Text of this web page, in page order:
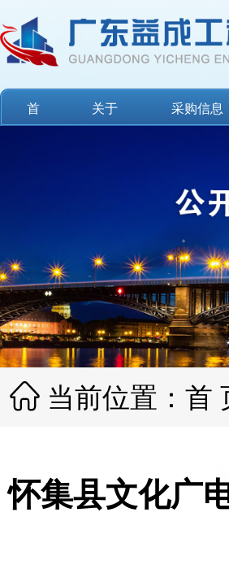
首
关于
采购信息
 当前位置： 首
怀集县文化广